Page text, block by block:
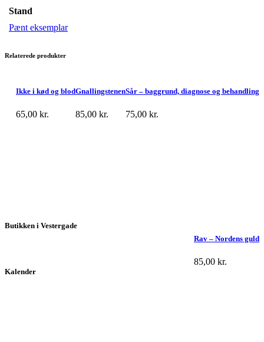
Stand
Pænt eksemplar
Relaterede produkter
Sår – baggrund, diagnose og behandling
75,00 kr.
Gnallingstenen
85,00 kr.
Ikke i kød og blod
65,00 kr.
Rav – Nordens guld
85,00 kr.
Butikken i Vestergade
Kalender